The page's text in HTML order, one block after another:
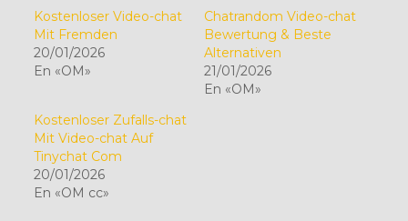
Kostenloser Video-chat
Mit Fremden
20/01/2026
En «OM»
Chatrandom Video-chat
Bewertung & Beste
Alternativen
21/01/2026
En «OM»
Kostenloser Zufalls-chat
Mit Video-chat Auf
Tinychat Com
20/01/2026
En «OM cc»